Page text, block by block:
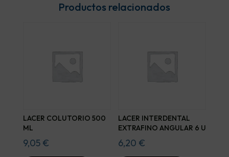
Productos relacionados
LACER COLUTORIO 500
ML
9,05 €
LACER INTERDENTAL
EXTRAFINO ANGULAR 6 U
6,20 €